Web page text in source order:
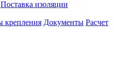
Поставка изоляции
крепления Документы Расчет